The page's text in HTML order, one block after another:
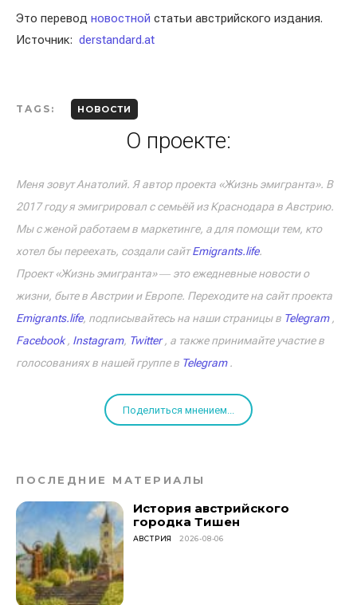
Это перевод новостной статьи австрийского издания.
Источник: derstandard.at
TAGS: НОВОСТИ
О проекте:
Меня зовут Анатолий. Я автор проекта «Жизнь эмигранта». В
2017 году я эмигрировал с семьёй из Краснодара в Австрию.
Мы с женой работаем в маркетинге, а для помощи тем, кто
хотел бы переехать, создали сайтEmigrants.life.
Проект «Жизнь эмигранта» ― это ежедневные новости о
жизни, быте в Австрии и Европе. Переходите на сайт проекта
Emigrants.life, подписывайтесь на наши страницы в Telegram,
Facebook, Instagram, Twitter, а также принимайте участие в
голосованиях в нашей группе в Telegram.
Поделиться мнением...
ПОСЛЕДНИЕ МАТЕРИАЛЫ
История австрийского
городка Тишен
АВСТРИЯ 2026-08-06